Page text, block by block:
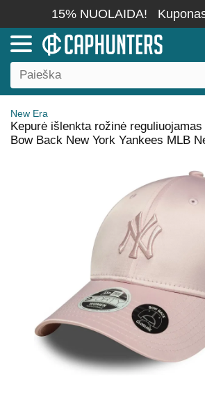
15% NUOLAIDA!
New Era
Kepurė išlenkta rožinė
Bow Back New York Yankees MLB